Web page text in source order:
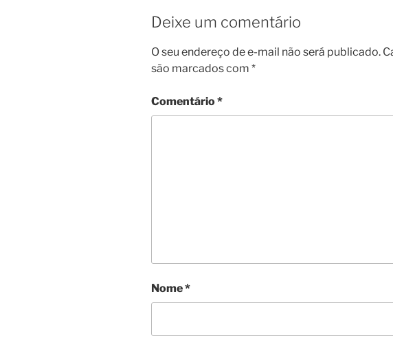
Deixe um comentário
O seu endereço de e-mail não será publicado.
são marcados com *
Comentário*
Nome*